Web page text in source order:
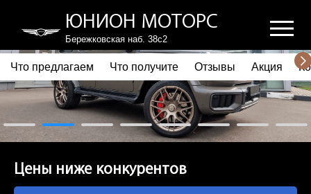
ЮНИОН МОТОРС
Бережковская наб. 38с2
ПОЧЕМУ ВЫБИРАЮТ НАС
ЧТО ПРЕДЛАГАЕМ
ЧТО ПОЛУЧИТЕ
Что предлагаем Что получите Отзывы Акция
Цены ниже конкурентов